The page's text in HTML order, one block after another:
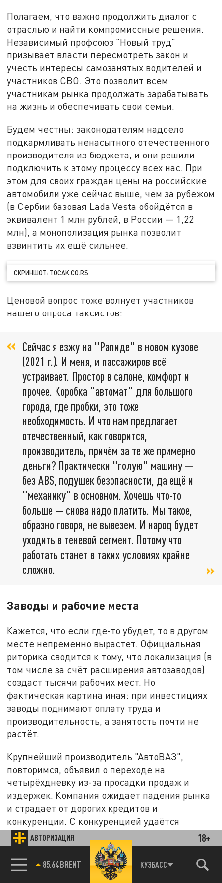
АВТОРИЗАЦИЯ 18+
85.64 BRENT КУЗБАСС
Полагаем, что важно продолжить диалог с
отраслью и найти компромиссные решения.
Независимый профсоюз "Новый труд"
призывает власти пересмотреть закон и
учесть интересы самозанятых водителей и
участников СВО. Это позволит всем
участникам рынка продолжать зарабатывать
на жизнь и обеспечивать свои семьи.
Будем честны: законодателям надоело
подкармливать ненасытного отечественного
производителя из бюджета, и они решили
подключить к этому процессу всех нас. При
этом для своих граждан цены на российские
автомобили уже сейчас выше, чем за рубежом
(в Сербии базовая Lada Vesta обойдётся в
эквивалент 1 млн рублей, в России — 1,22
млн), а монополизация рынка позволит
взвинтить их ещё сильнее.
СКРИНШОТ: TOCAK.CO.RS
Ценовой вопрос тоже волнует участников
нашего опроса таксистов:
Сейчас я езжу на "Рапиде" в новом кузове
(2021 г.). И меня, и пассажиров всё
устраивает. Простор в салоне, комфорт и
прочее. Коробка "автомат" для большого
города, где пробки, это тоже
необходимость. И что нам предлагает
отечественный, как говорится,
производитель, причём за те же примерно
деньги? Практически "голую" машину —
без ABS, подушек безопасности, да ещё и
"механику" в основном. Хочешь что-то
больше — снова надо платить. Мы такое,
образно говоря, не вывезем. И народ будет
уходить в теневой сегмент. Потому что
работать станет в таких условиях крайне
сложно.
Заводы и рабочие места
Кажется, что если где-то убудет, то в другом
месте непременно вырастет. Официальная
риторика сводится к тому, что локализация (в
том числе за счёт расширения автозаводов)
создаст тысячи рабочих мест. Но
фактическая картина иная: при инвестициях
заводы поднимают оплату труда и
производительность, а занятость почти не
растёт.
Крупнейший производитель "АвтоВАЗ",
повторимся, объявил о переходе на
четырёхдневку из-за просадки продаж и
издержек. Компания ожидает падения рынка
и страдает от дорогих кредитов и
конкуренции. С конкуренцией удаётся
бороться только лоббированием удобных
законов, но, увы, не снижением
себестоимости или ростом качества.